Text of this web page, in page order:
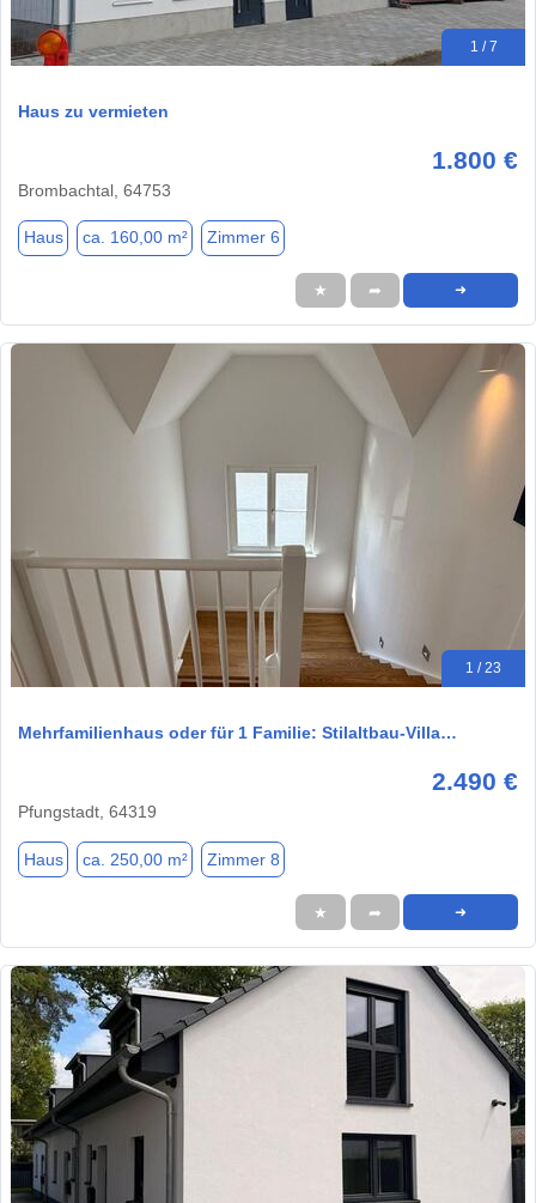
1 / 7
Haus zu vermieten
1.800 €
Brombachtal, 64753
Haus ca. 160,00 m² Zimmer 6
★ ➦ ➜
1 / 23
Mehrfamilienhaus oder für 1 Familie: Stilaltbau-Villa…
2.490 €
Pfungstadt, 64319
Haus ca. 250,00 m² Zimmer 8
★ ➦ ➜